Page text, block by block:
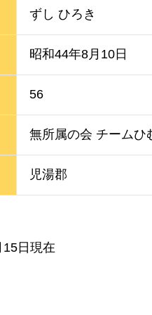
ずし ひろき
昭和44年8月10日
56
無所属の会 チームひ
児湯郡
日現在